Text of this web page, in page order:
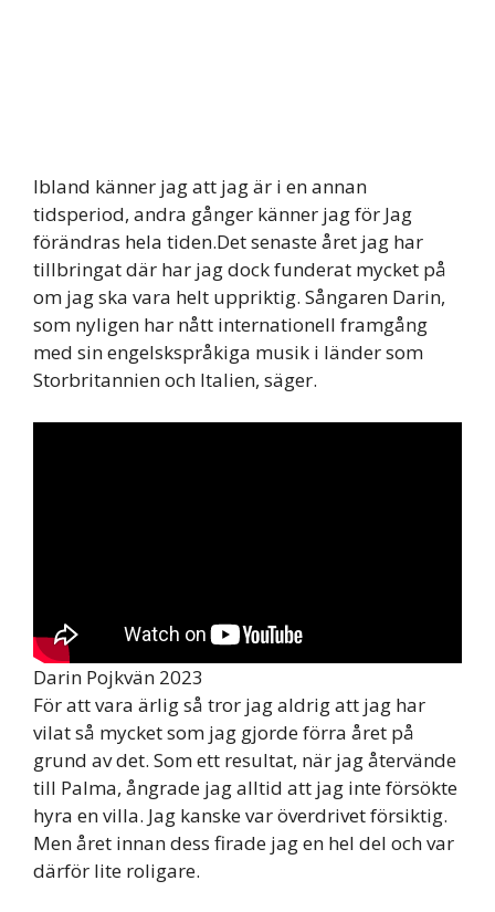
Ibland känner jag att jag är i en annan
tidsperiod, andra gånger känner jag för Jag
förändras hela tiden.Det senaste året jag har
tillbringat där har jag dock funderat mycket på
om jag ska vara helt uppriktig. Sångaren Darin,
som nyligen har nått internationell framgång
med sin engelskspråkiga musik i länder som
Storbritannien och Italien, säger.
Darin Pojkvän 2023
För att vara ärlig så tror jag aldrig att jag har
vilat så mycket som jag gjorde förra året på
grund av det. Som ett resultat, när jag återvände
till Palma, ångrade jag alltid att jag inte försökte
hyra en villa. Jag kanske var överdrivet försiktig.
Men året innan dess firade jag en hel del och var
därför lite roligare.